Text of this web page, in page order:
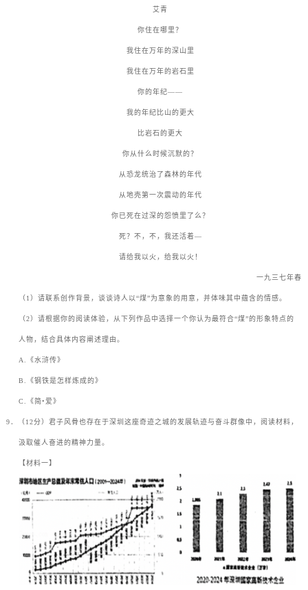
艾青
你住在哪里？
我住在万年的深山里
我住在万年的岩石里
你的年纪——
我的年纪比山的更大
比岩石的更大
你从什么时候沉默的？
从恐龙统治了森林的年代
从地壳第一次震动的年代
你已死在过深的怨愤里了么？
死？不，不，我还活着—
请给我以火，给我以火！
一九三七年春
（ 1 ）请联系创作背景，谈谈诗人以“煤”为意象的用意，并体味其中蕴含的情感。
（2）请根据你的阅读体验，从下列作品中选择一个你认为最符合“煤”的形象特点的
人物，结合具体内容阐述理由。
A. 《水浒传》
B. 《钢铁是怎样炼成的》
C. 《简•爱》
9 ．（ 12分）君子风骨也存在于深圳这座奇迹之城的发展轨迹与奋斗群像中，阅读材料，
汲取催人奋进的精神力量。
【材料一】